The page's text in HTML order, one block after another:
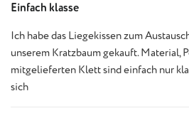
Einfach klasse
Ich habe das Liegekissen zum
unserem Kratzbaum gekauft. Material,
mitgelieferten Klett sind einfach nur
sich